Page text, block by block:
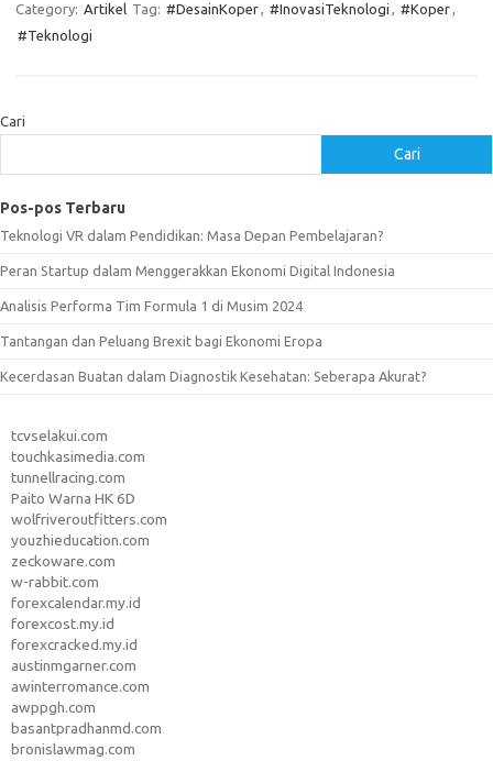
Category: Artikel Tag: #DesainKoper, #InovasiTeknologi , #Koper,
#Teknologi
Cari
Cari
Pos-pos Terbaru
Teknologi VR dalam Pendidikan: Masa Depan Pembelajaran?
Peran Startup dalam Menggerakkan Ekonomi Digital Indonesia
Analisis Performa Tim Formula 1 di Musim 2024
Tantangan dan Peluang Brexit bagi Ekonomi Eropa
Kecerdasan Buatan dalam Diagnostik Kesehatan: Seberapa Akurat?
tcvselakui.com
touchkasimedia.com
tunnellracing.com
Paito Warna HK 6D
wolfriveroutfitters.com
youzhieducation.com
zeckoware.com
w-rabbit.com
forexcalendar.my.id
forexcost.my.id
forexcracked.my.id
austinmgarner.com
awinterromance.com
awppgh.com
basantpradhanmd.com
bronislawmag.com